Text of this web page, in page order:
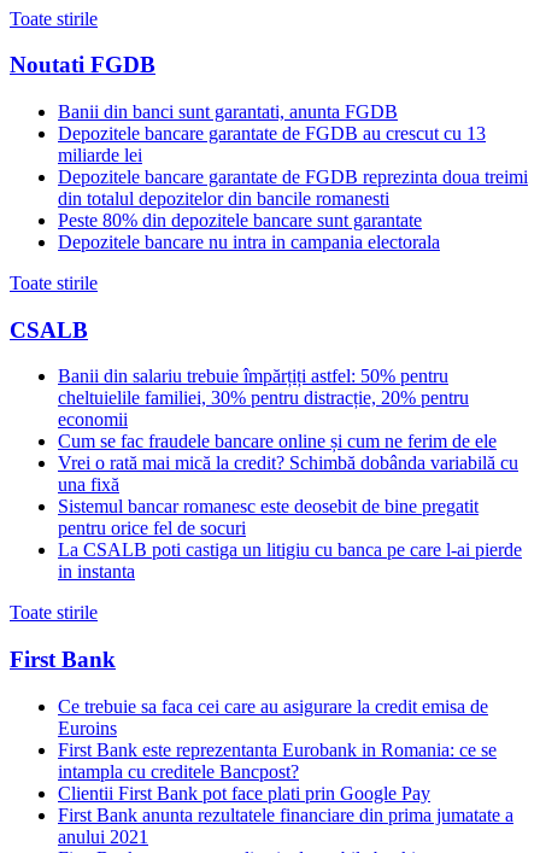
Toate stirile
Noutati FGDB
Banii din banci sunt garantati, anunta FGDB
Depozitele bancare garantate de FGDB au crescut cu 13
miliarde lei
Depozitele bancare garantate de FGDB reprezinta doua treimi
din totalul depozitelor din bancile romanesti
Peste 80% din depozitele bancare sunt garantate
Depozitele bancare nu intra in campania electorala
Toate stirile
CSALB
Banii din salariu trebuie împărțiți astfel: 50% pentru
cheltuielile familiei, 30% pentru distracție, 20% pentru
economii
Cum se fac fraudele bancare online și cum ne ferim de ele
Vrei o rată mai mică la credit? Schimbă dobânda variabilă cu
una fixă
Sistemul bancar romanesc este deosebit de bine pregatit
pentru orice fel de socuri
La CSALB poti castiga un litigiu cu banca pe care l-ai pierde
in instanta
Toate stirile
First Bank
Ce trebuie sa faca cei care au asigurare la credit emisa de
Euroins
First Bank este reprezentanta Eurobank in Romania: ce se
intampla cu creditele Bancpost?
Clientii First Bank pot face plati prin Google Pay
First Bank anunta rezultatele financiare din prima jumatate a
anului 2021